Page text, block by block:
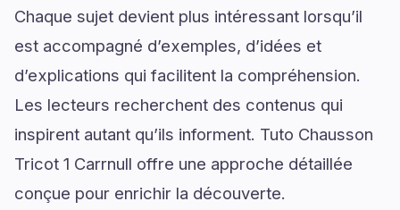
Chaque sujet devient plus intéressant lorsqu’il
est accompagné d’exemples, d’idées et
d’explications qui facilitent la compréhension.
Les lecteurs recherchent des contenus qui
inspirent autant qu’ils informent. Tuto Chausson
Tricot 1 Carrnull offre une approche détaillée
conçue pour enrichir la découverte.